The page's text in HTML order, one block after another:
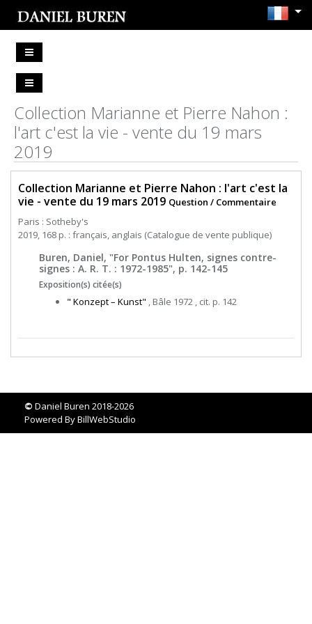
Collection Marianne et Pierre Nahon :
l'art c'est la vie - vente du 19 mars
2019
Collection Marianne et Pierre Nahon : l'art c'est la
vie - vente du 19 mars 2019 Question / Commentaire
Paris : Sotheby's
2019, 168 p. : français, anglais (Catalogue de vente publique)
Buren, Daniel, "For Pontus Hulten, signes contre-
signes : A. R. T. : 1972-1985", p. 142-145
Exposition(s) citée(s)
" Konzept – Kunst" , Bâle 1972 , cit. p. 142
© Daniel Buren 2018-2026
Powered ByBillWebStudio